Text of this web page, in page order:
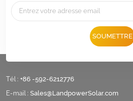
SOUMETTRE
Tél : +86 -592-6212776
E-mail : Sales@LandpowerSolar.com